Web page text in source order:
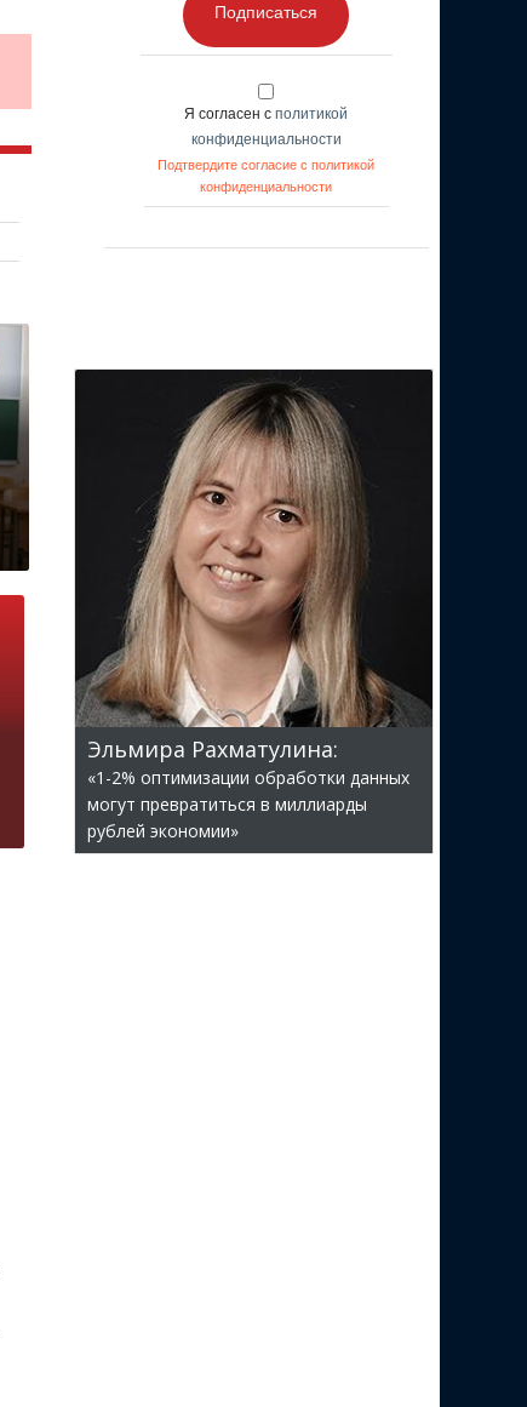
Подписаться
Я согласен с политикой
конфиденциальности
Подтвердите согласие с политикой
конфиденциальности
Эльмира Рахматулина:
«1-2% оптимизации обработки данных
могут превратиться в миллиарды
рублей экономии»